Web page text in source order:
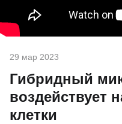
29 мар 2023
Гибридный
воздействует
клетки